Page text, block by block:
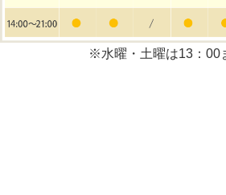
※水曜・土曜は13：00